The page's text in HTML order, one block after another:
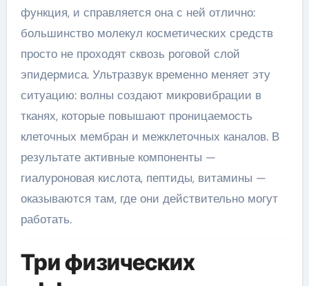
функция, и справляется она с ней отлично:
большинство молекул косметических средств
просто не проходят сквозь роговой слой
эпидермиса. Ультразвук временно меняет эту
ситуацию: волны создают микровибрации в
тканях, которые повышают проницаемость
клеточных мембран и межклеточных каналов. В
результате активные компоненты —
гиалуроновая кислота, пептиды, витамины —
оказываются там, где они действительно могут
работать.
Три физических